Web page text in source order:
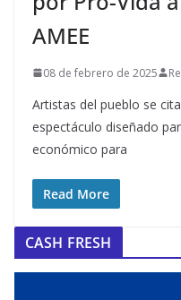
AMEE
08 de febrero de 2025
Artistas del pueblo se
espectáculo diseñado
económico para
Read More
CASH FRESH